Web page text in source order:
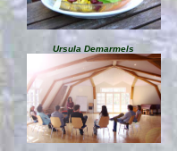
Ursula Demarmels